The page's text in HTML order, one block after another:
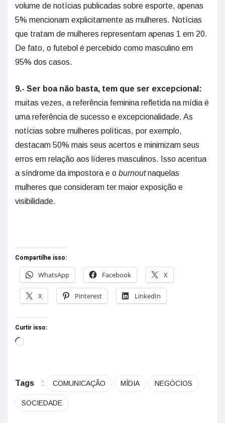
volume de notícias publicadas sobre esporte, apenas
5% mencionam explicitamente as mulheres. Notícias
que tratam de mulheres representam apenas 1 em 20.
De fato, o futebol é percebido como masculino em
95% dos casos.
9.- Ser boa não basta, tem que ser excepcional:
muitas vezes, a referência feminina refletida na mídia é
uma referência de sucesso e excepcionalidade. As
notícias sobre mulheres políticas, por exemplo,
destacam 50% mais seus acertos e minimizam seus
erros em relação aos líderes masculinos. Isso acentua
a síndrome da impostora e o burnoutnaquelas
mulheres que consideram ter maior exposição e
visibilidade.
Compartilhe isso:
WhatsApp
Facebook X
X Pinterest LinkedIn
Curtir isso:
Tags : COMUNICAÇÃO MÍDIA NEGÓCIOS
SOCIEDADE